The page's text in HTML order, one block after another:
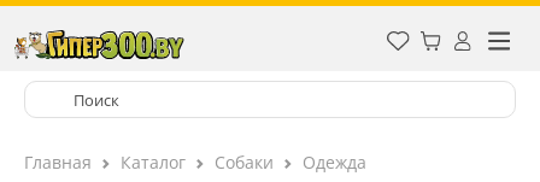
Главная Каталог Собаки Одежда